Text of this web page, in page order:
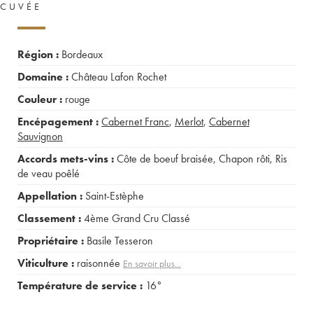
CUVÉE
Région : Bordeaux
Domaine :Château Lafon Rochet
Couleur : rouge
Encépagement :Cabernet Franc, Merlot, Cabernet
Sauvignon
Accords mets-vins :Côte de boeuf braisée, Chapon rôti, Ris
de veau poêlé
Appellation : Saint-Estèphe
Classement :4ème Grand Cru Classé
Propriétaire : Basile Tesseron
Viticulture : raisonnée En savoir plus...
Température de service : 16°